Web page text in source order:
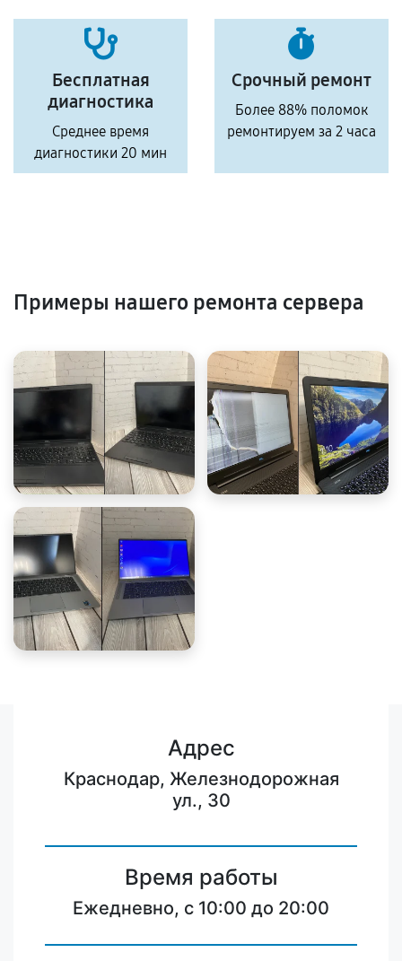
Бесплатная
диагностика
Среднее время
диагностики 20 мин
Срочный ремонт
Более 88% поломок
ремонтируем за 2 часа
Примеры нашего ремонта сервера
Адрес
Краснодар, Железнодорожная
ул., 30
Время работы
Ежедневно, с 10:00 до 20:00